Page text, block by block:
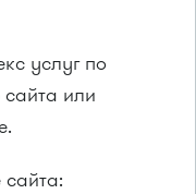
услуг по
или